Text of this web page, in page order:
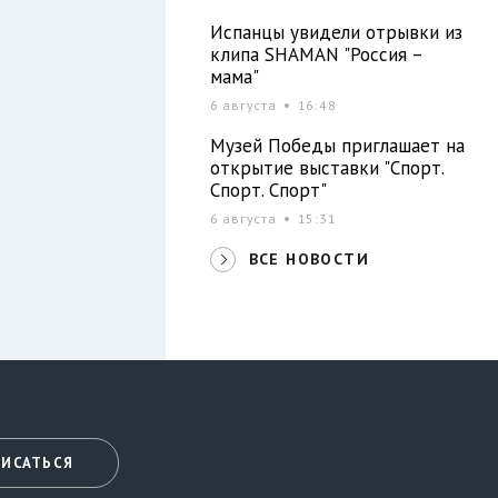
Испанцы увидели отрывки из
клипа SHAMAN "Россия –
мама"
6 августа 16:48
Музей Победы приглашает на
открытие выставки "Спорт.
Спорт. Спорт"
6 августа 15:31
ВСЕ НОВОСТИ